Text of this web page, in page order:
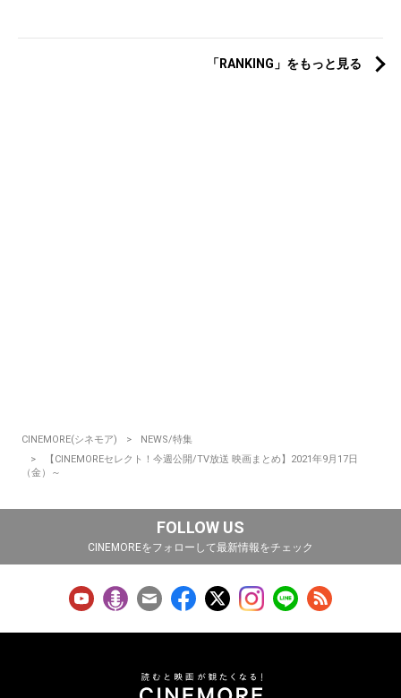
「RANKING」をもっと見る
CINEMORE(シネモア)
NEWS/特集
【CINEMOREセレクト！今週公開/TV放送 映画まとめ】2021年9月17日
（金）～
FOLLOW US
CINEMOREをフォローして最新情報をチェック